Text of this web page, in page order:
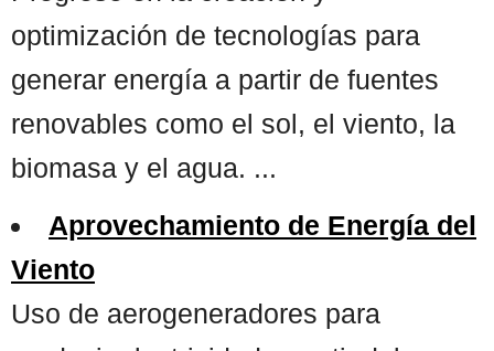
optimización de tecnologías para
generar energía a partir de fuentes
renovables como el sol, el viento, la
biomasa y el agua. ...
Aprovechamiento de Energía del
Viento
Uso de aerogeneradores para